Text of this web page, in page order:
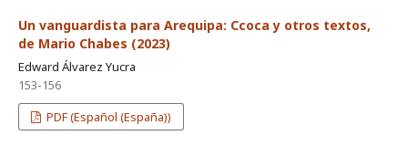
Un vanguardista para Arequipa: Ccoca y otros textos,
de Mario Chabes (2023)
Edward Álvarez Yucra
153-156
PDF (Español (España))